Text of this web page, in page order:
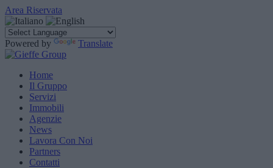
Area Riservata
Powered by Translate
Home
Il Gruppo
Servizi
Immobili
Agenzie
News
Lavora Con Noi
Partners
Contatti